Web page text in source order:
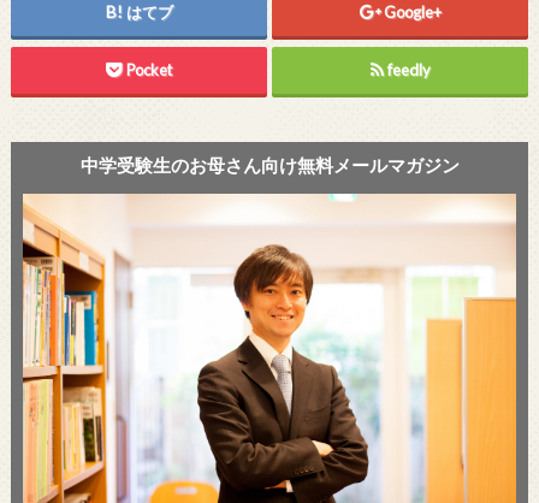
はてブ Google+
Pocket feedly
中学受験生のお母さん向け無料メールマガジン